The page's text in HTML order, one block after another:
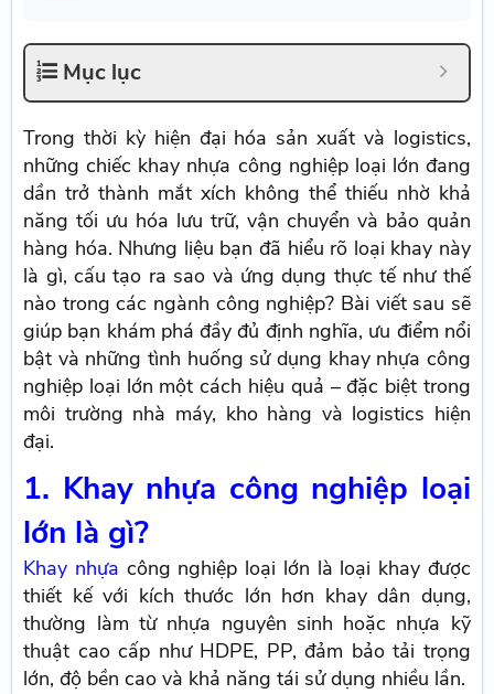
Mục lục
Trong thời kỳ hiện đại hóa sản xuất và logistics,
những chiếc khay nhựa công nghiệp loại lớn đang
dần trở thành mắt xích không thể thiếu nhờ khả
năng tối ưu hóa lưu trữ, vận chuyển và bảo quản
hàng hóa. Nhưng liệu bạn đã hiểu rõ loại khay này
là gì, cấu tạo ra sao và ứng dụng thực tế như thế
nào trong các ngành công nghiệp? Bài viết sau sẽ
giúp bạn khám phá đầy đủ định nghĩa, ưu điểm nổi
bật và những tình huống sử dụng khay nhựa công
nghiệp loại lớn một cách hiệu quả – đặc biệt trong
môi trường nhà máy, kho hàng và logistics hiện
đại.
1. Khay nhựa công nghiệp loại
lớn là gì?
Khay nhựa công nghiệp loại lớn là loại khay được
thiết kế với kích thước lớn hơn khay dân dụng,
thường làm từ nhựa nguyên sinh hoặc nhựa kỹ
thuật cao cấp như HDPE, PP, đảm bảo tải trọng
lớn, độ bền cao và khả năng tái sử dụng nhiều lần.